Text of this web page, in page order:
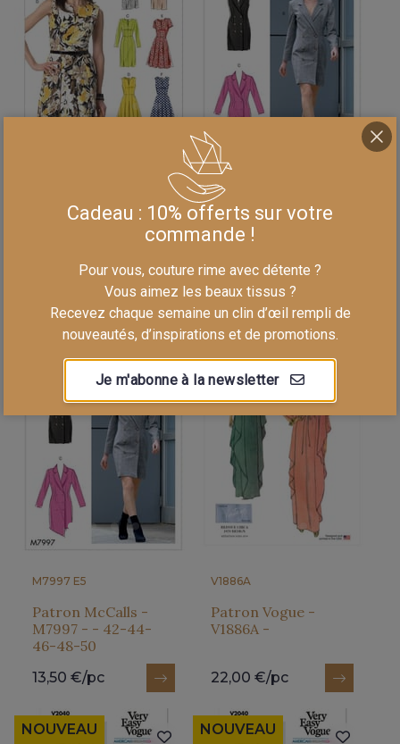
Patron Vogue -
V9167 - - 42-44-46-
22,00 €/pc
M7997 A5
Patron McCalls -
M7997 - - 34-36-38-
13,50 €/pc
M7997 E5
Patron McCalls -
M7997 - - 42-44-
46-48-50
13,50 €/pc
V1886A
Patron Vogue -
V1886A -
22,00 €/pc
NOUVEAU NOUVEAU
Cadeau : 10% offerts sur votre
commande !
Pour vous, couture rime avec détente ?
Vous aimez les beaux tissus ?
Recevez chaque semaine un clin d’œil rempli de
nouveautés, d’inspirations et de promotions.
Je m'abonne à la newsletter